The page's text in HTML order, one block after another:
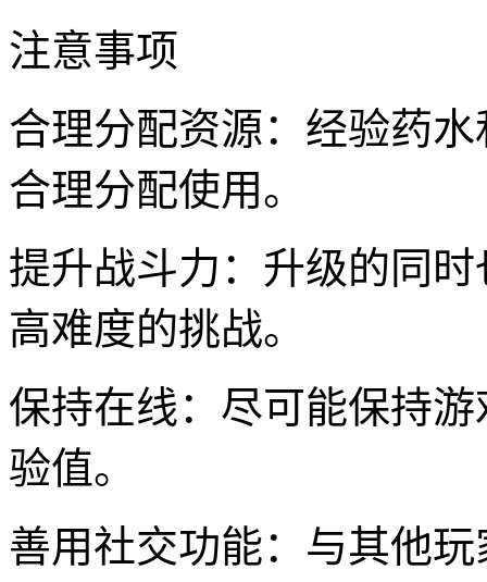
注意事项
合理分配资源：经验药
合理分配使用。
提升战斗力：升级的同
高难度的挑战。
保持在线：尽可能保持
验值。
善用社交功能：与其他